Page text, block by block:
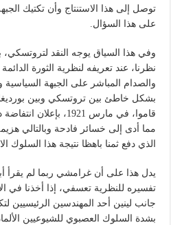
توصل إلى هذا الاستنتاج وأن تكتيك
على هذا السؤال.
وفي هذا السياق يوجه النقد
نظرنا، عند تعريفه لنظرية الثورة
والصدام المباشر على الجبهة
بشكل خاطئ بين تروتسكي وبين بورديغا
قاموا، في مارس 1921،
مما أدى إلى خسائر فادحة وبالتالي
الذي دفع ثمنا باهظا نتيجة هذا السلوك
يدل هذا على أن غرامشي ربما لم يقرأ
تفسيره للنظرية تعسفي، إذا أخذنا في
جانب لينين أحد المهندسين الرئيسيين